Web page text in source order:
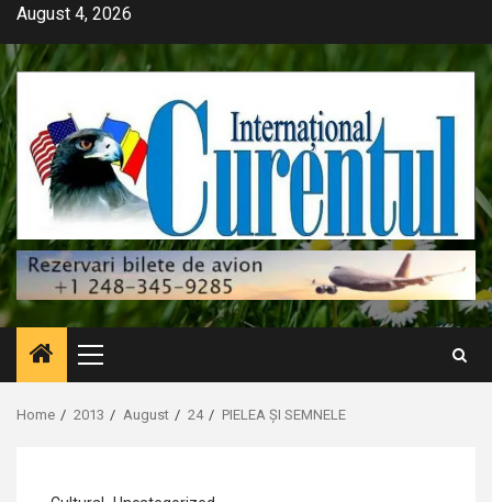
Skip
content
August 4, 2026
Primary
Menu
Home 2013 August 24 PIELEA ȘI SEMNELE